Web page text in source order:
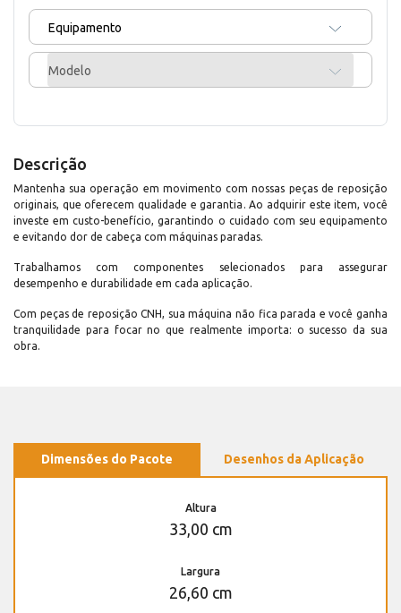
Equipamento
Modelo
Descrição
Mantenha sua operação em movimento com nossas peças de reposição
originais, que oferecem qualidade e garantia. Ao adquirir este item, você
investe em custo-benefício, garantindo o cuidado com seu equipamento
e evitando dor de cabeça com máquinas paradas.
Trabalhamos com componentes selecionados para assegurar
desempenho e durabilidade em cada aplicação.
Com peças de reposição CNH, sua máquina não fica parada e você ganha
tranquilidade para focar no que realmente importa: o sucesso da sua
obra.
Dimensões do Pacote Desenhos da Aplicação
Altura
33,00 cm
Largura
26,60 cm